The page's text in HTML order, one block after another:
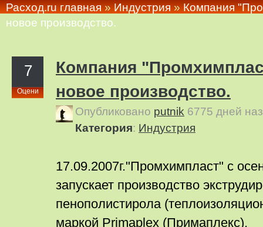
Расход.ru главная»Индустрия»Компания
новое производство.
7
Оцени
Компания
новое производство.
Опубликовано putnik 6775 дней
Категория: Индустрия
17.09.2007г."Промхимпласт" с
запускает производство
пенополистирола
маркой Primaplex (Примаплекс).